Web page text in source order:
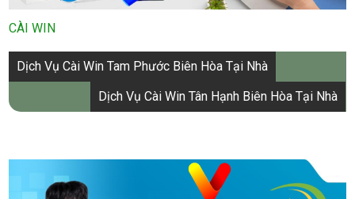
CÀI WIN
Điều
hướng
bài
Dịch Vụ Cài Win Tam Phước Biên Hòa Tại Nhà
Dịch Vụ Cài Win Tân Hạnh Biên Hòa Tại Nhà